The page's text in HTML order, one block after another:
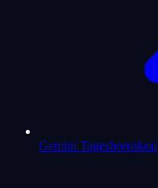
Gemini Tageshoroskop